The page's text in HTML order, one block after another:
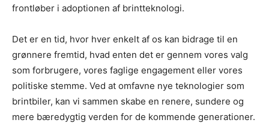
frontløber i adoptionen af brintteknologi.
Det er en tid, hvor hver enkelt af os kan bidrage til en
grønnere fremtid, hvad enten det er gennem vores valg
som forbrugere, vores faglige engagement eller vores
politiske stemme. Ved at omfavne nye teknologier som
brintbiler, kan vi sammen skabe en renere, sundere og
mere bæredygtig verden for de kommende generationer.